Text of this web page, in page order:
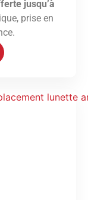
jusqu’à
prise en